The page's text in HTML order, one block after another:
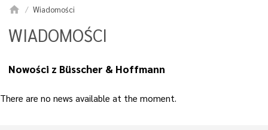
home Wiadomości
WIADOMOŚCI
Nowości z Büsscher & Hoffmann
There are no news available at the moment.